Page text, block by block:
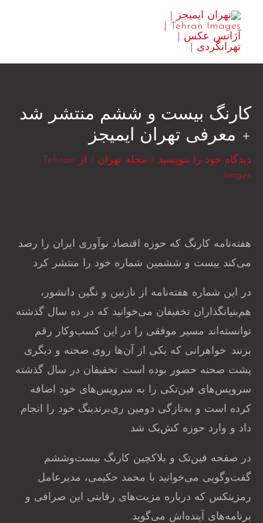
محتوا
کارنگ بیست و ششم منتشر شد
+ معرفی تهران ایمیجز
دیدگاه‌ خود را بنویسید / مجله تهران / از
Tehran
Imges
هفته‌نامه کارنگ که حوزه اقتصاد نوآوری ایران را رصد
می‌کند بیست و ششمین شماره خود را منتشر کرد.
در این شماره هفته‌نامه از نازنین و نگین دانشور،
هم‌‌بنیانگذاران تخفیفان می‌خو‌انید که در ده سال گذشته
توانسته‌اند مسیر موفقی را در این کسب‌وکار رقم
بزنند. خواهرانی که یکی از آن‌ها روی صحنه و دیگری
پشت صحنه حضور بوده‌ است. تخفیفان در سال گذشته
سرویس‌های فین‌تکی را به سرویس‌های خود اضافه
کرده است و به‌تازگی دومین ری‌برندینگ خود را انجام
داد و وارد حوزه کش‌بک شد.
در صفحه فین‌‌تک و بلاکچین کارنگ بیست‌وششم
گفت‌وگویی می‌خوانید با محمد حکیمی، مدیرعامل
رمزینکس که درباره مزیت‌های رقابتی این صرافی و
بر‌نامه‌های آینده‌اش می‌‌گوید.